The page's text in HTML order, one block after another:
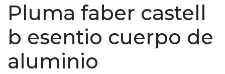
Pluma faber castell
b esentio cuerpo de
aluminio